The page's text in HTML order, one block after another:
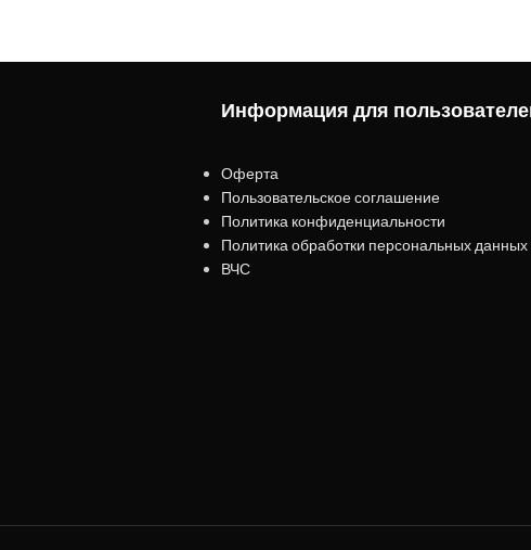
Информация для
Оферта
Пользовательское соглашение
Политика конфиденциальности
Политика обработки персональных данных
ВЧС